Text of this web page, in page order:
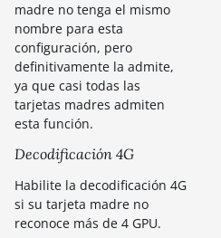
madre no tenga el mismo
nombre para esta
configuración, pero
definitivamente la admite,
ya que casi todas las
tarjetas madres admiten
esta función.
Decodificación 4G
Habilite la decodificación 4G
si su tarjeta madre no
reconoce más de 4 GPU.